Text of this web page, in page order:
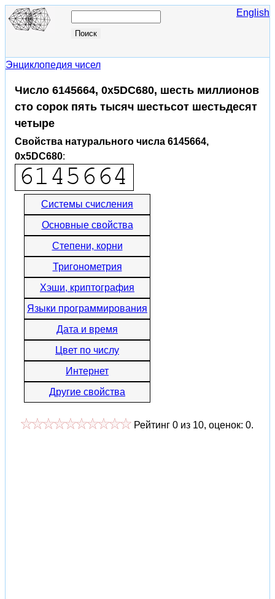
English
Энциклопедия чисел
Число 6145664, 0x5DC680, шесть миллионов
сто сорок пять тысяч шестьсот шестьдесят
четыре
Свойства натурального числа 6145664,
0x5DC680:
Системы счисления
Основные свойства
Степени, корни
Тригонометрия
Хэши, криптография
Языки программирования
Дата и время
Цвет по числу
Интернет
Другие свойства
Рейтинг 0 из 10, оценок: 0.